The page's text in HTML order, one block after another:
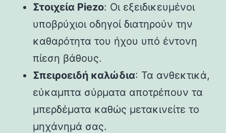
Στοιχεία Piezo: Οι εξειδικευμένοι
υποβρύχιοι οδηγοί διατηρούν την
καθαρότητα του ήχου υπό έντονη
πίεση βάθους.
Σπειροειδή καλώδια: Τα ανθεκτικά,
εύκαμπτα σύρματα αποτρέπουν τα
μπερδέματα καθώς μετακινείτε το
μηχάνημά σας.